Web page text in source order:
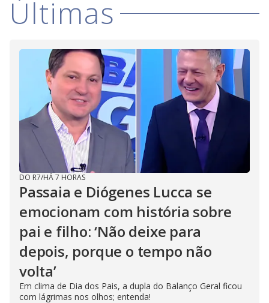
i
d
e
o
Últimas
DO R7/HÁ 7 HORAS
Passaia e Diógenes Lucca se
emocionam com história sobre
pai e filho: ‘Não deixe para
depois, porque o tempo não
volta’
Em clima de Dia dos Pais, a dupla do Balanço Geral ficou
com lágrimas nos olhos; entenda!